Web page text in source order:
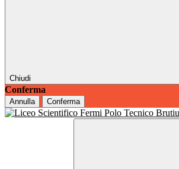
Chiudi
Conferma
Annulla Conferma